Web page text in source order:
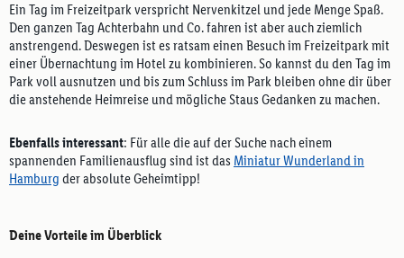
Ein Tag im Freizeitpark verspricht Nervenkitzel und jede Menge Spaß.
Den ganzen Tag Achterbahn und Co. fahren ist aber auch ziemlich
anstrengend. Deswegen ist es ratsam einen Besuch im Freizeitpark mit
einer Übernachtung im Hotel zu kombinieren. So kannst du den Tag im
Park voll ausnutzen und bis zum Schluss im Park bleiben ohne dir über
die anstehende Heimreise und mögliche Staus Gedanken zu machen.
Ebenfalls interessant: Für alle die auf der Suche nach einem
spannenden Familienausflug sind ist das Miniatur Wunderland in
Hamburg der absolute Geheimtipp!
Deine Vorteile im Überblick